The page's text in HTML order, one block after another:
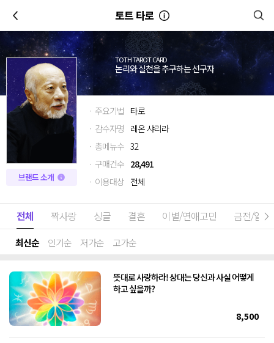
토트 타로
TOTH TAROT CARD
논리와 실천을 추구하는 선구자
브랜드 소개
· 주요기법 타로
· 감수자명 레온 샤리라
· 총메뉴수 32
· 구매건수 28,491
· 이용대상 전체
전체 짝사랑 싱글 결혼 이별/연애고민 금전/일
최신순 인기순 저가순 고가순
뜻대로 사랑하라! 상대는 당신과 사실 어떻게
하고 싶을까?
8,500